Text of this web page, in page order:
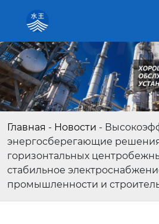
Главная - Новости -
энергосберегающие
горизонтальных
стабильное
промышленности и